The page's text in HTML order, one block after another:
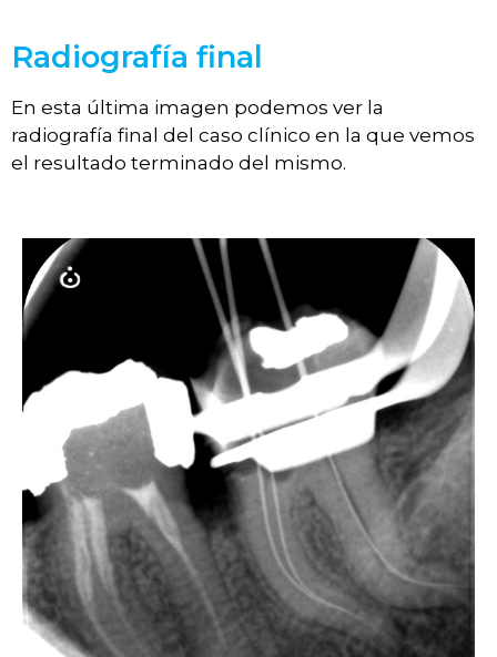
Radiografía final
En esta última imagen podemos ver la
radiografía final del caso clínico en la que vemos
el resultado terminado del mismo.